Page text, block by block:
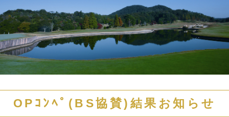
OPｺﾝﾍﾟ(BS協賛)結果お知らせ